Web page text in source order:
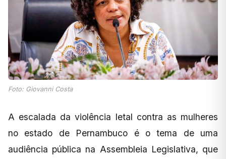
Foto: Giovanni Costa
A escalada da violência letal contra as mulheres
no estado de Pernambuco é o tema de uma
audiência pública na Assembleia Legislativa, que